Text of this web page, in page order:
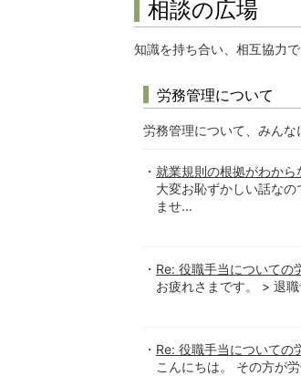
相談の広場
知識を持ち合い、相互協力
労務管理について
労務管理について、みん
就業規則の根拠がわから
大変お恥ずかしい話な
ませ...
Re: 役職手当についての
お疲れさまです。 > 退
Re: 役職手当についての
こんにちは。 その方が